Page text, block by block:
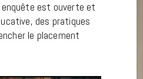
enquête est ouverte et
des pratiques
le placement